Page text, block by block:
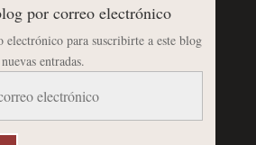
por correo electrónico
para suscribirte a este blog
entradas.